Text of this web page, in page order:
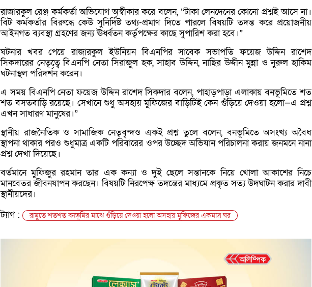
রাজারকুল রেঞ্জ কর্মকর্তা অভিযোগ অস্বীকার করে বলেন, “টাকা লেনদেনের কোনো প্রশ্নই আসে না।
বিট কর্মকর্তার বিরুদ্ধে কেউ সুনির্দিষ্ট তথ্য-প্রমাণ দিতে পারলে বিষয়টি তদন্ত করে প্রয়োজনীয়
আইনগত ব্যবস্থা গ্রহণের জন্য ঊর্ধ্বতন কর্তৃপক্ষের কাছে সুপারিশ করা হবে।”
ঘটনার খবর পেয়ে রাজারকুল ইউনিয়ন বিএনপির সাবেক সভাপতি ফয়েজ উদ্দিন রাশেদ
সিকদারের নেতৃত্বে বিএনপি নেতা সিরাজুল হক, সাহাব উদ্দিন, নাছির উদ্দীন মুন্না ও নুরুল হাকিম
ঘটনাস্থল পরিদর্শন করেন।
এ সময় বিএনপি নেতা ফয়েজ উদ্দিন রাশেদ সিকদার বলেন, পাহাড়পাড়া এলাকায় বনভূমিতে শত
শত বসতবাড়ি রয়েছে। সেখানে শুধু অসহায় মুফিজের বাড়িটিই কেন গুঁড়িয়ে দেওয়া হলো—এ প্রশ্ন
এখন সাধারণ মানুষের।”
স্থানীয় রাজনৈতিক ও সামাজিক নেতৃবৃন্দও একই প্রশ্ন তুলে বলেন, বনভূমিতে অসংখ্য অবৈধ
স্থাপনা থাকার পরও শুধুমাত্র একটি পরিবারের ওপর উচ্ছেদ অভিযান পরিচালনা করায় জনমনে নানা
প্রশ্ন দেখা দিয়েছে।
বর্তমানে মুফিজুর রহমান তার এক কন্যা ও দুই ছেলে সন্তানকে নিয়ে খোলা আকাশের নিচে
মানবেতর জীবনযাপন করছেন। বিষয়টি নিরপেক্ষ তদন্তের মাধ্যমে প্রকৃত সত্য উদঘাটন করার দাবী
স্থানীয়দের।
ট্যাগ :
রামুতে শতশত বনভূমির মাঝে গুঁড়িয়ে দেওয়া হলো অসহায় মুফিজের একমাত্র ঘর